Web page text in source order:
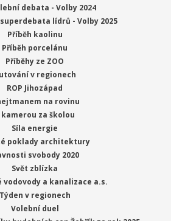
debata - Volby 2024
lídrů - Volby 2025
Příběh kaolinu
Příběh porcelánu
Příběhy ze ZOO
v regionech
ROP Jihozápad
na rovinu
kamerou za školou
Síla energie
poklady architektury
svobody 2020
Svět zblízka
vodovody a kanalizace a.s.
Týden v regionech
Volební duel